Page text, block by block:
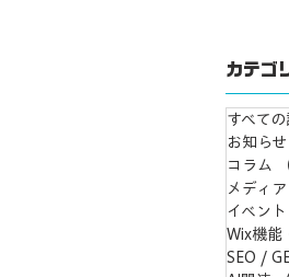
AI時代だからこそ、ブランド
づくりは「専門家の連携」が
価値に～紙のプロと協業して
カテゴ
すべて
お知らせ
コラム
メディア
イベン
Wix機能
SEO /